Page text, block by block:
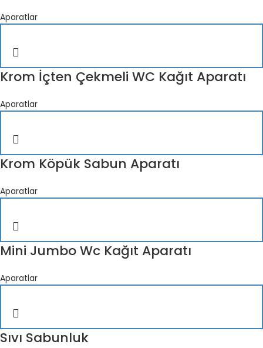
Aparatlar
Krom İçten Çekmeli WC Kağıt Aparatı
Aparatlar
Krom Köpük Sabun Aparatı
Aparatlar
Mini Jumbo Wc Kağıt Aparatı
Aparatlar
Sıvı Sabunluk